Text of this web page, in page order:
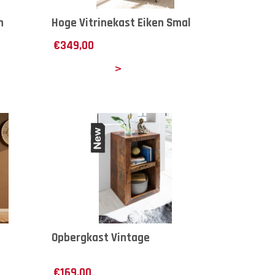
Hoge Vitrinekast Eiken Smal
€349,00
Opbergkast Vintage